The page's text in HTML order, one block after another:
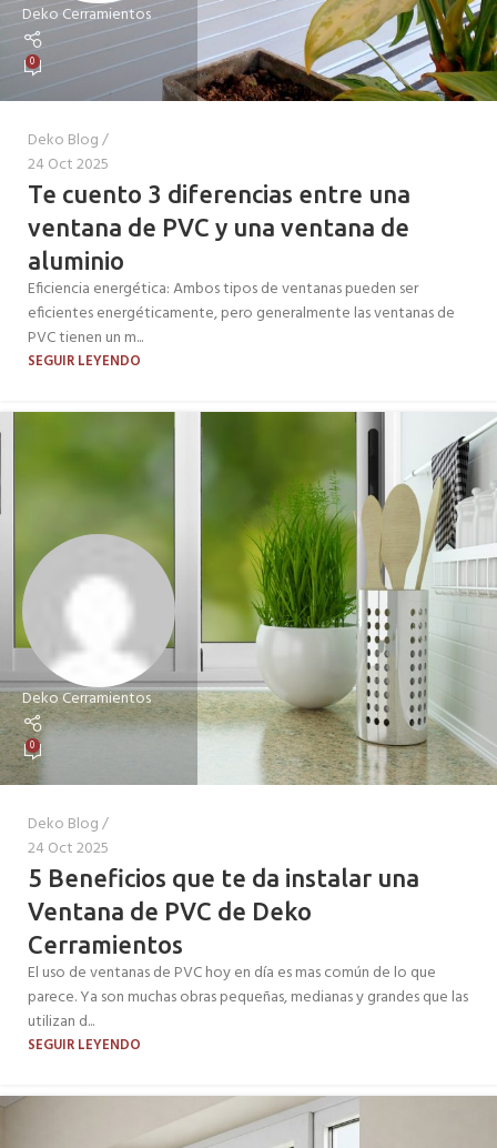
Deko Cerramientos
0
Deko Blog
24 Oct 2025
Te cuento 3 diferencias entre una
ventana de PVC y una ventana de
aluminio
Eficiencia energética: Ambos tipos de ventanas pueden ser
eficientes energéticamente, pero generalmente las ventanas de
PVC tienen un m...
SEGUIR LEYENDO
Deko Cerramientos
0
Deko Blog
24 Oct 2025
5 Beneficios que te da instalar una
Ventana de PVC de Deko
Cerramientos
El uso de ventanas de PVC hoy en día es mas común de lo que
parece. Ya son muchas obras pequeñas, medianas y grandes que las
utilizan d...
SEGUIR LEYENDO